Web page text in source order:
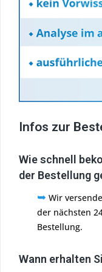
Infos zur
Wie schnell
der Bestellung
➥ Wir
der nächsten
Bestellung.
Wann erhalten